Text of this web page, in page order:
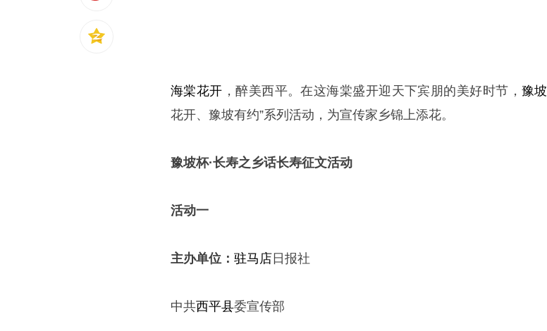
海棠花开 ，醉美西平。在这海棠盛开迎天下宾朋的美好时节，豫坡
花开、豫坡有约”系列活动，为宣传家乡锦上添花。
豫坡杯·长寿之乡话长寿征文活动
活动一
主办单位： 驻马店 日报社
中共西平县委宣传部